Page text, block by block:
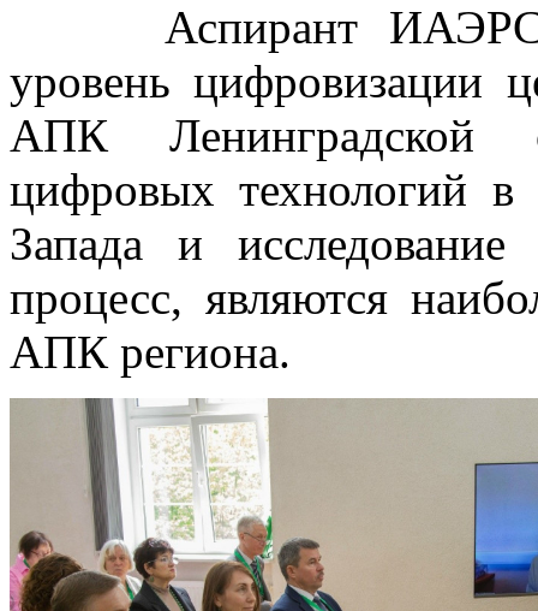
Аспирант ИАЭРСТ
уровень цифровизации
АПК Ленинградской
цифровых технологий
Запада и
процесс, являются
АПК региона.